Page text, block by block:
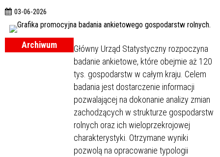
03-06-2026
Archiwum
Główny Urząd Statystyczny rozpoczyna
badanie ankietowe, które obejmie aż 120
tys. gospodarstw w całym kraju. Celem
badania jest dostarczenie informacji
pozwalającej na dokonanie analizy zmian
zachodzących w strukturze gospodarstw
rolnych oraz ich wieloprzekrojowej
charakterystyki. Otrzymane wyniki
pozwolą na opracowanie typologii